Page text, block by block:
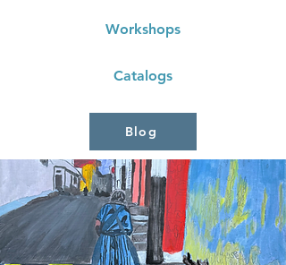
Workshops
Catalogs
Blog